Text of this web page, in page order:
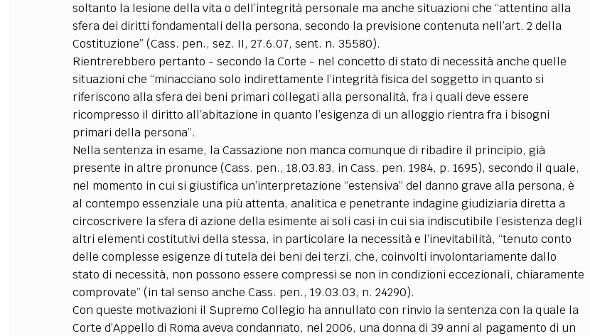
soltanto la lesione della vita o dell’integrità personale ma anche situazioni che “attentino alla
sfera dei diritti fondamentali della persona, secondo la previsione contenuta nell’art. 2 della
Costituzione” (Cass. pen., sez. II, 27.6.07, sent. n. 35580).
Rientrerebbero pertanto - secondo la Corte - nel concetto di stato di necessità anche quelle
situazioni che “minacciano solo indirettamente l’integrità fisica del soggetto in quanto si
riferiscono alla sfera dei beni primari collegati alla personalità, fra i quali deve essere
ricompresso il diritto all’abitazione in quanto l’esigenza di un alloggio rientra fra i bisogni
primari della persona”.
Nella sentenza in esame, la Cassazione non manca comunque di ribadire il principio, già
presente in altre pronunce (Cass. pen., 18.03.83, in Cass. pen. 1984, p. 1695), secondo il quale,
nel momento in cui si giustifica un’interpretazione “estensiva” del danno grave alla persona, è
al contempo essenziale una più attenta, analitica e penetrante indagine giudiziaria diretta a
circoscrivere la sfera di azione della esimente ai soli casi in cui sia indiscutibile l’esistenza degli
altri elementi costitutivi della stessa, in particolare la necessità e l’inevitabilità, “tenuto conto
delle complesse esigenze di tutela dei beni dei terzi, che, coinvolti involontariamente dallo
stato di necessità, non possono essere compressi se non in condizioni eccezionali, chiaramente
comprovate” (in tal senso anche Cass. pen., 19.03.03, n. 24290).
Con queste motivazioni il Supremo Collegio ha annullato con rinvio la sentenza con la quale la
Corte d’Appello di Roma aveva condannato, nel 2006, una donna di 39 anni al pagamento di un